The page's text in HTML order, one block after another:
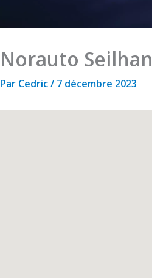
Norauto Seilhan
Par Cedric/ 7 décembre 2023